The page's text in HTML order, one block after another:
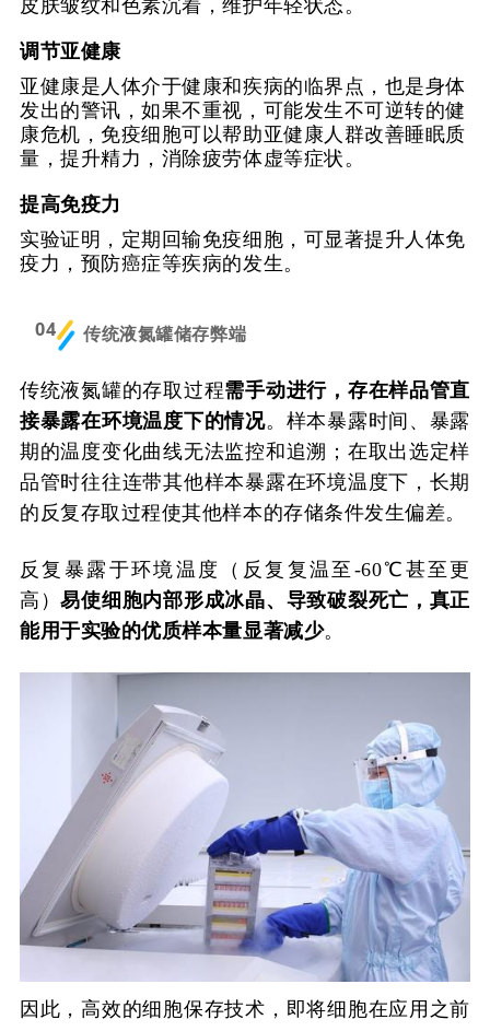
皮肤皱纹和色素沉着，维护年轻状态。
调节亚健康
亚健康是人体介于健康和疾病的临界点，也是身体
发出的警讯，如果不重视，可能发生不可逆转的健
康危机，免疫细胞可以帮助亚健康人群改善睡眠质
量，提升精力，消除疲劳体虚等症状。
提高免疫力
实验证明，定期回输免疫细胞，可显著提升人体免
疫力，预防癌症等疾病的发生。
04 传统液氮罐储存弊端
传统液氮罐的存取过程需手动进行，存在样品管直
接暴露在环境温度下的情况。样本暴露时间、暴露
期的温度变化曲线无法监控和追溯；在取出选定样
品管时往往连带其他样本暴露在环境温度下，长期
的反复存取过程使其他样本的存储条件发生偏差。
反复暴露于环境温度（反复复温至-60℃甚至更
高）易使细胞内部形成冰晶、导致破裂死亡，真正
能用于实验的优质样本量显著减少。
因此，高效的细胞保存技术，即将细胞在应用之前